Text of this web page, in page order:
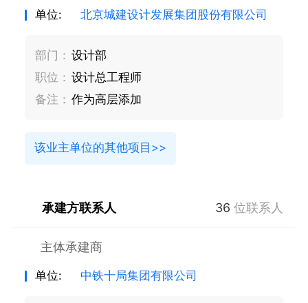
单位: 北京城建设计发展集团股份有限公司
部门： 设计部
职位： 设计总工程师
备注： 作为高层添加
该业主单位的其他项目>>
承建方联系人 36 位联系人
主体承建商
单位: 中铁十局集团有限公司